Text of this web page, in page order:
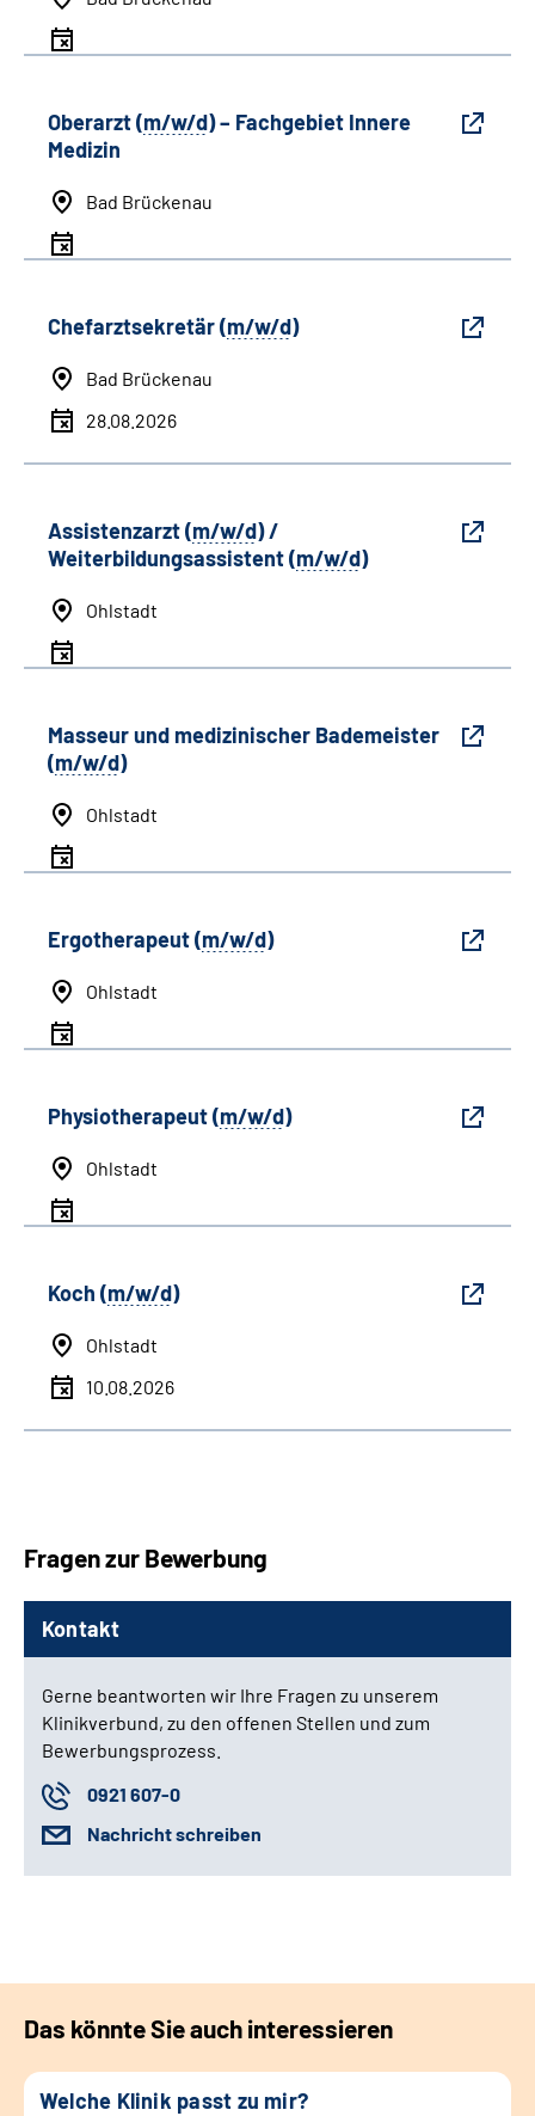
Oberarzt (m/w/d) – Fachgebiet Innere
Medizin
Bad Brückenau
Chefarztsekretär (m/w/d)
Bad Brückenau
28.08.2026
Assistenzarzt (m/w/d) /
Weiterbildungsassistent (m/w/d)
Ohlstadt
Masseur und medizinischer Bademeister
(m/w/d)
Ohlstadt
Ergotherapeut (m/w/d)
Ohlstadt
Physiotherapeut (m/w/d)
Ohlstadt
Koch (m/w/d)
Ohlstadt
10.08.2026
Fragen zur Bewerbung
Kontakt
Gerne beantworten wir Ihre Fragen zu unserem
Klinikverbund, zu den offenen Stellen und zum
Bewerbungsprozess.
0921 607-0
Nachricht schreiben
Das könnte Sie auch interessieren
Welche Klinik passt zu mir?